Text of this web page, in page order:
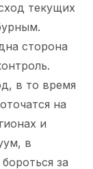
текущих
сторона
в то время
на
и
в
за